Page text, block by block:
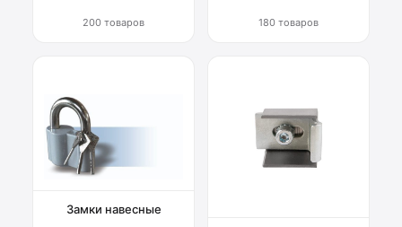
200 товаров 180 товаров
Замки навесные